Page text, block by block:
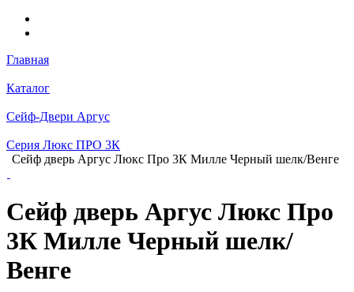
Главная
Каталог
Сейф-Двери Аргус
Серия Люкс ПРО 3К
Сейф дверь Аргус Люкс Про 3К Милле Черный шелк/Венге
Сейф дверь Аргус Люкс Про
3К Милле Черный шелк/
Венге